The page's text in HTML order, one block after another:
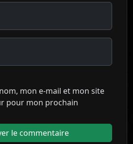
mon e-mail et mon site
pour mon prochain